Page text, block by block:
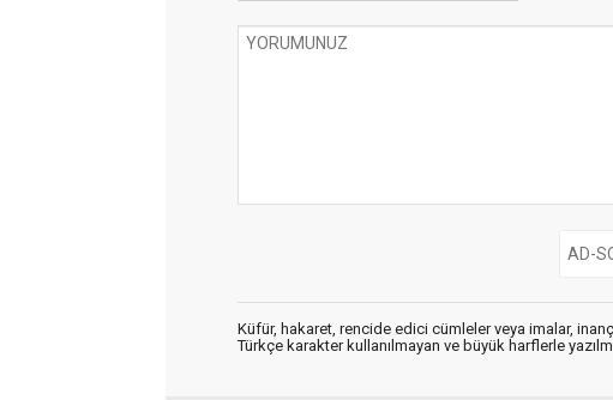
Küfür, hakaret, rencide edici cümleler veya imalar,
Türkçe karakter kullanılmayan ve büyük harflerle